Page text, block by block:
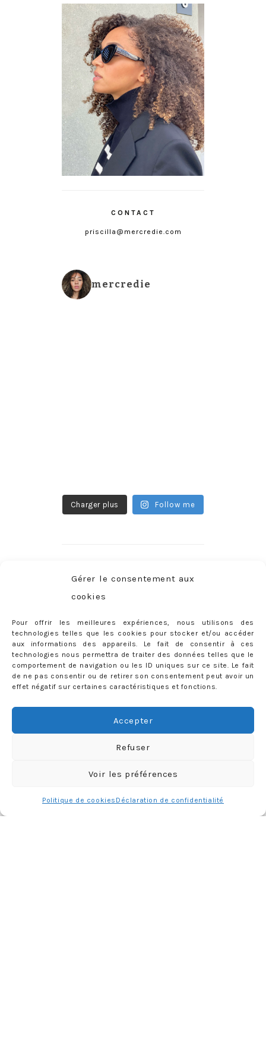
Gérer le consentement aux
cookies
Pour offrir les meilleures expériences, nous utilisons des
technologies telles que les cookies pour stocker et/ou accéder
aux informations des appareils. Le fait de consentir à ces
technologies nous permettra de traiter des données telles que le
comportement de navigation ou les ID uniques sur ce site. Le fait
de ne pas consentir ou de retirer son consentement peut avoir un
effet négatif sur certaines caractéristiques et fonctions.
Accepter
Refuser
Voir les préférences
Politique de cookies Déclaration de confidentialité
CONTACT
priscilla@mercredie.com
mercredie
Charger plus Follow me
RECHERCHER SUR LE BLOG
Rechercher :